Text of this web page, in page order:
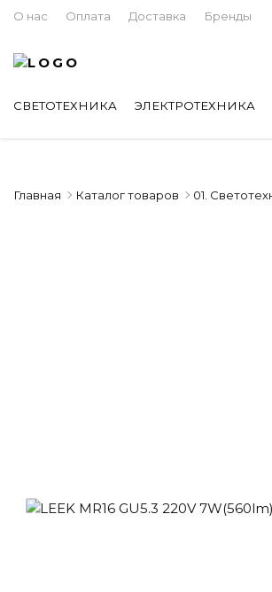
О нас Оплата Доставка Бренды
СВЕТОТЕХНИКА ЭЛЕКТРОТЕХНИКА
Главная Каталог товаров 01.